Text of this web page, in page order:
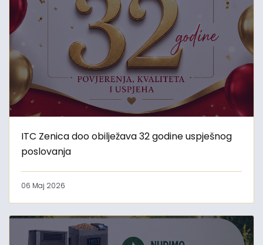
ITC Zenica doo obilježava 32 godine uspješnog
poslovanja
06 Maj 2026